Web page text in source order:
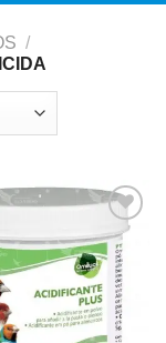
/
Añadir
a la
lista de
deseos